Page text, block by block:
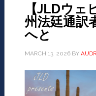
【JLDウェ
州法廷通訳
へと
MARCH 13, 2026BY